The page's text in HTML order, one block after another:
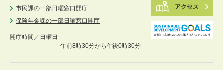
市民課の一部日曜窓口開庁
保険年金課の一部日曜窓口開庁
開庁時間／ 日曜日
午前8時30分から午後0時30分
アクセス